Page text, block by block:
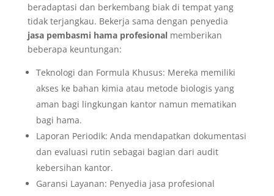
beradaptasi dan berkembang biak di tempat yang
tidak terjangkau. Bekerja sama dengan penyedia
jasa pembasmi hama profesionalmemberikan
beberapa keuntungan:
Teknologi dan Formula Khusus: Mereka memiliki
akses ke bahan kimia atau metode biologis yang
aman bagi lingkungan kantor namun mematikan
bagi hama.
Laporan Periodik: Anda mendapatkan dokumentasi
dan evaluasi rutin sebagai bagian dari audit
kebersihan kantor.
Garansi Layanan: Penyedia jasa profesional